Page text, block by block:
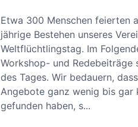
Etwa 300 Menschen feierten
jährige Bestehen unseres
Weltflüchtlingstag. Im
Workshop- und
des Tages. Wir bedauern,
Angebote ganz wenig bis gar
gefunden haben, s...